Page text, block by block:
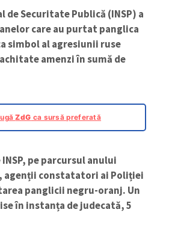
Securitate Publică (INSP) a
care au purtat panglica
simbol al agresiunii ruse
amenzi în sumă de
ZdG ca sursă preferată
pe parcursul anului
agenții constatatori ai Poliției
panglicii negru-oranj. Un
în instanța de judecată, 5